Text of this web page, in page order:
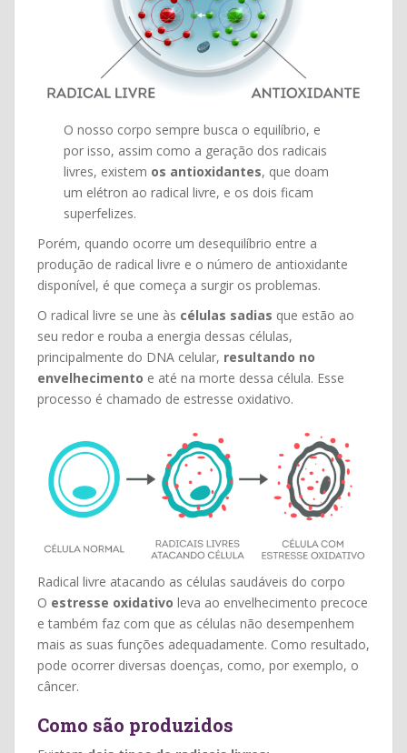
O nosso corpo sempre busca o equilíbrio, e
por isso, assim como a geração dos radicais
livres, existem os antioxidantes, que doam
um elétron ao radical livre, e os dois ficam
superfelizes.
Porém, quando ocorre um desequilíbrio entre a
produção de radical livre e o número de antioxidante
disponível, é que começa a surgir os problemas.
O radical livre se une às células sadias que estão ao
seu redor e rouba a energia dessas células,
principalmente do DNA celular, resultando no
envelhecimento e até na morte dessa célula. Esse
processo é chamado de estresse oxidativo.
Radical livre atacando as células saudáveis do corpo
O estresse oxidativo leva ao envelhecimento precoce
e também faz com que as células não desempenhem
mais as suas funções adequadamente. Como resultado,
pode ocorrer diversas doenças, como, por exemplo, o
câncer.
Como são produzidos